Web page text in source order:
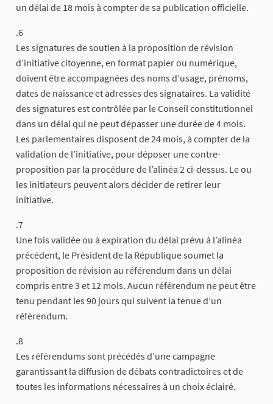
un délai de 18 mois à compter de sa publication officielle.
.6
Les signatures de soutien à la proposition de révision
d’initiative citoyenne, en format papier ou numérique,
doivent être accompagnées des noms d’usage, prénoms,
dates de naissance et adresses des signataires. La validité
des signatures est contrôlée par le Conseil constitutionnel
dans un délai qui ne peut dépasser une durée de 4 mois.
Les parlementaires disposent de 24 mois, à compter de la
validation de l’initiative, pour déposer une contre-
proposition par la procédure de l’alinéa 2 ci-dessus. Le ou
les initiateurs peuvent alors décider de retirer leur
initiative.
.7
Une fois validée ou à expiration du délai prévu à l’alinéa
précédent, le Président de la République soumet la
proposition de révision au référendum dans un délai
compris entre 3 et 12 mois. Aucun référendum ne peut être
tenu pendant les 90 jours qui suivent la tenue d’un
référendum.
.8
Les référendums sont précédés d’une campagne
garantissant la diffusion de débats contradictoires et de
toutes les informations nécessaires à un choix éclairé.